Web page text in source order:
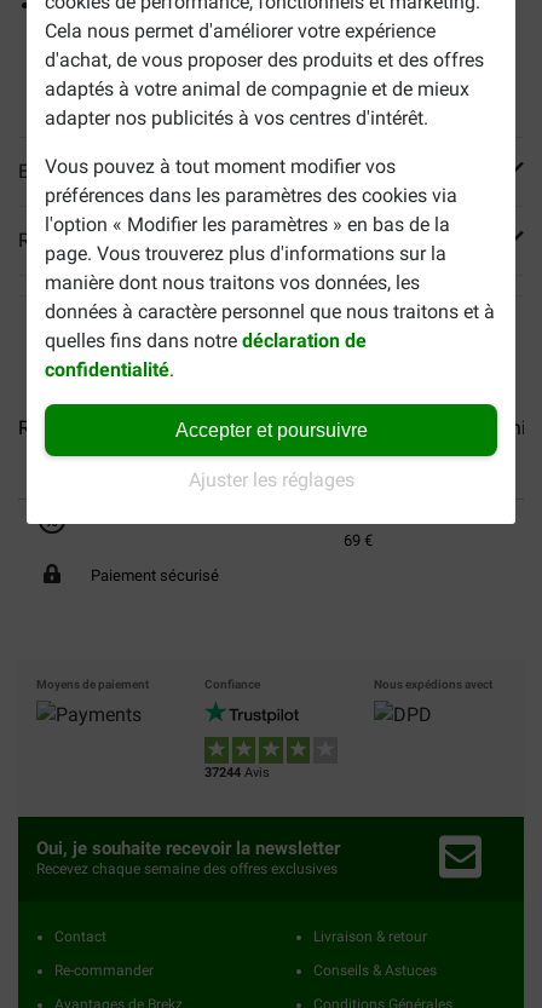
Cela nous permet d'améliorer votre expérience
d'achat, de vous proposer des produits et des offres
adaptés à votre animal de compagnie et de mieux
adapter nos publicités à vos centres d'intérêt.
Vous pouvez à tout moment modifier vos
préférences dans les paramètres des cookies via
l'option « Modifier les paramètres » en bas de la
page. Vous trouverez plus d'informations sur la
manière dont nous traitons vos données, les
données à caractère personnel que nous traitons et à
quelles fins dans notredéclaration de
confidentialité.
Accepter et poursuivre
Ajuster les réglages
Stimule l'appétit
En savoir plus
Reviews
Royal Canin Adult Chihuahua... Royal Canin Adult
69 €
Paiement sécurisé
Moyens de paiement Confiance
37244 Avis
Nous expédions avect
Oui, je souhaite recevoir la newsletter
Recevez chaque semaine des offres exclusives
Contact
Re-commander
Avantages de Brekz
Livraison & retour
Conseils & Astuces
Conditions Générales